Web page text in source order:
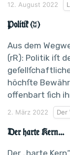
12. August 2022
Politik (ʬ)
Aus dem
(rR): Politik iſt
höchſte
offenbart ſich
2. März 2022 Der
Der harte Kern...
Der „harte